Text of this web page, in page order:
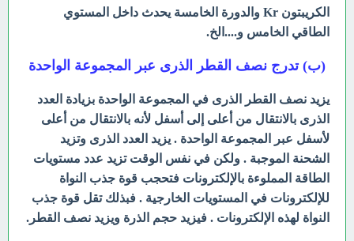
الكريبتون Kr والدورة الخامسة يحدث داخل المستوي
الطاقي الخامس و....الخ.
(ب) تدرج نصف القطر الذرى عبر المجموعة الواحدة
يزيد نصف القطر الذرى في المجموعة الواحدة بزيادة العدد
الذرى بالانتقال من أعلى إلى أسفل لأنه بالانتقال من أعلى
لأسفل عبر المجموعة الواحدة . يزيد العدد الذرى وتزيد
الشحنة الموجبة . ولكن في نفس الوقت تزيد عدد مستويات
الطاقة المملوءة بالإلكترونات فتحجب قوة جذب النواة
للإلكترونات في المستويات الخارجية . فبذلك تقل قوة جذب
النواة لهذه الإلكترونات . فيزيد حجم الذرة ويزيد نصف القطر.